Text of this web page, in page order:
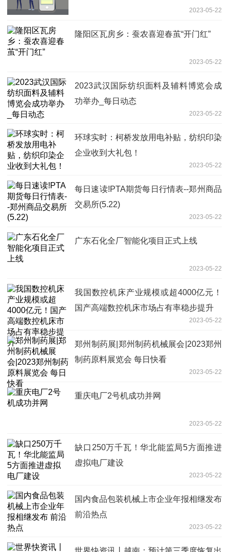
2023-05-22
隆阳区瓦房乡：蚕农喜迎春茧“开门红”
2023-05-22
2023武汉国际纺织面料及辅料博览会成
功举办_每日动态
2023-05-22
环球实时：柯桥发放用电补贴，纺织印染
企业收到大礼包！
2023-05-22
每日速读!PTA期货每日行情表--郑州商品
交易所(5.22)
2023-05-22
广东石化全厂智能化项目正式上线
2023-05-22
我国数控机床产业规模或超4000亿元！
国产高端数控机床市场占有率稳步提升
2023-05-22
郑州制药展|郑州制药机械展会|2023郑州
制药原料展览会 每日快看
2023-05-22
重庆电厂2号机成功并网
2023-05-22
缺口250万千瓦！华北能监局5方面推进
虚拟电厂建设
2023-05-22
国内食品包装机械上市企业年报相继发布
前沿热点
2023-05-22